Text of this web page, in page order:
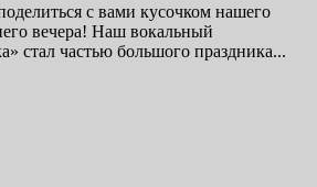
с вами кусочком нашего
вечера! Наш вокальный
стал частью большого праздника...